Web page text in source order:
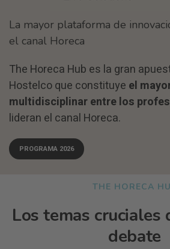
La mayor plataforma de
el canal Horeca
The Horeca Hub es la gran
Hostelco que constituye el
multidisciplinar entre los
lideran el canal Horeca.
PROGRAMA 2026
THE HORECA
Los temas cruciales
debate